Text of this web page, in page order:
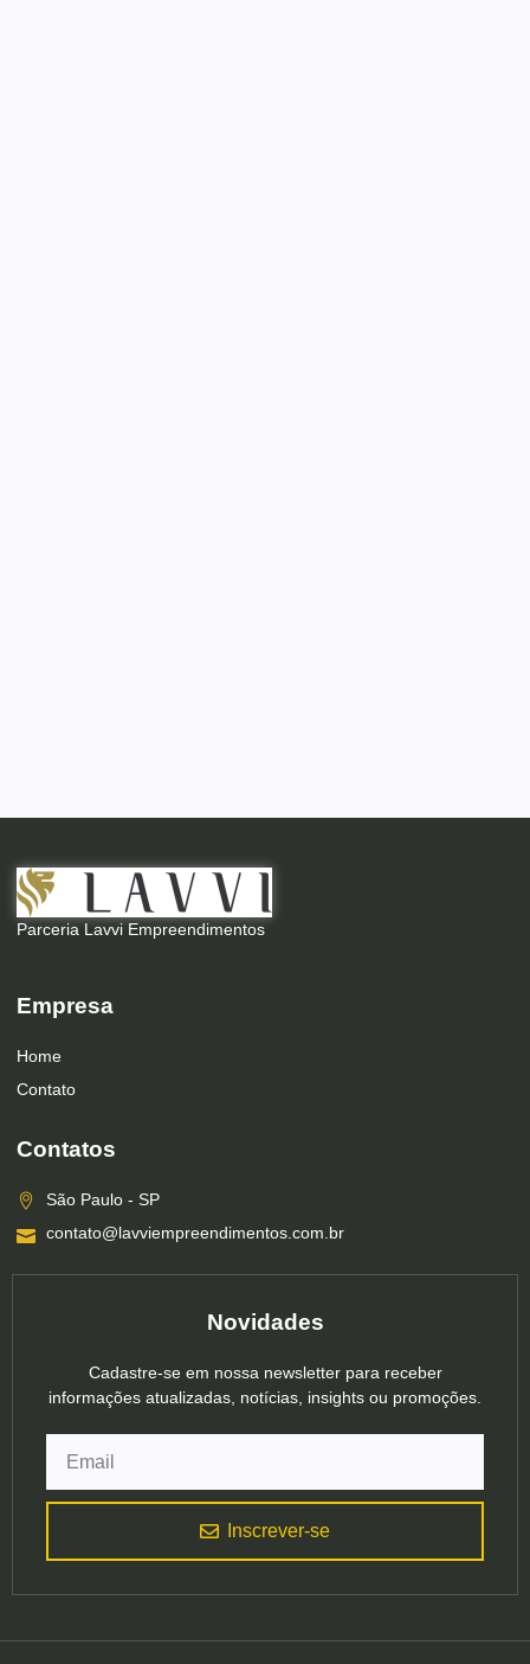
Parceria Lavvi Empreendimentos
Empresa
Home
Contato
Contatos
São Paulo - SP
contato@lavviempreendimentos.com.br
Novidades
Cadastre-se em nossa newsletter para receber
informações atualizadas, notícias, insights ou promoções.
Inscrever-se